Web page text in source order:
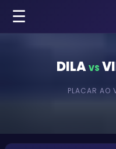
☰
DILA VS
PLACAR AO